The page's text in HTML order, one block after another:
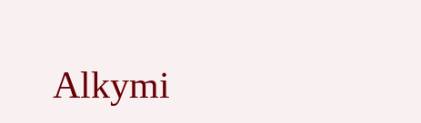
Alkymi